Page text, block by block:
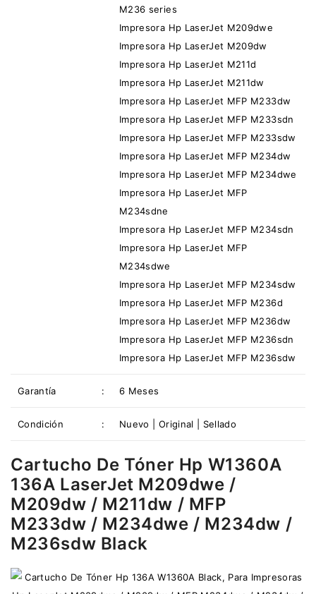
M236 series
Impresora Hp LaserJet M209dwe
Impresora Hp LaserJet M209dw
Impresora Hp LaserJet M211d
Impresora Hp LaserJet M211dw
Impresora Hp LaserJet MFP M233dw
Impresora Hp LaserJet MFP M233sdn
Impresora Hp LaserJet MFP M233sdw
Impresora Hp LaserJet MFP M234dw
Impresora Hp LaserJet MFP M234dwe
Impresora Hp LaserJet MFP
M234sdne
Impresora Hp LaserJet MFP M234sdn
Impresora Hp LaserJet MFP
M234sdwe
Impresora Hp LaserJet MFP M234sdw
Impresora Hp LaserJet MFP M236d
Impresora Hp LaserJet MFP M236dw
Impresora Hp LaserJet MFP M236sdn
Impresora Hp LaserJet MFP M236sdw
Garantía : 6 Meses
Condición : Nuevo | Original | Sellado
Cartucho De Tóner Hp W1360A
136A LaserJet M209dwe /
M209dw / M211dw / MFP
M233dw / M234dwe / M234dw /
M236sdw Black